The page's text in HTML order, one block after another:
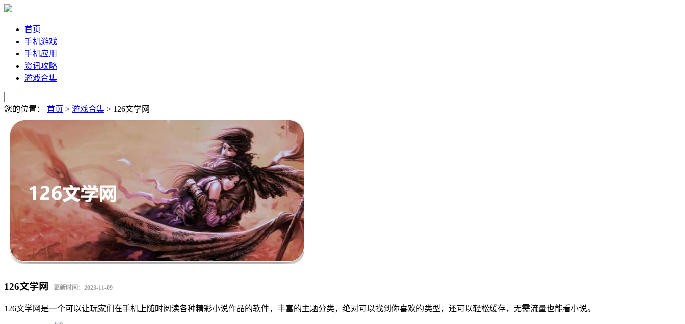
首页
手机游戏
手机应用
资讯攻略
游戏合集
您的位置： 首页 > 游戏合集 > 126文学网
126文学网 更新时间：2023-11-09
126文学网是一个可以让玩家们在手机上随时阅读各种精彩小说作品的软件，丰富的主题分类，绝对可以找到你喜欢的类型，还可以轻松缓存，无需流量也能看小说。